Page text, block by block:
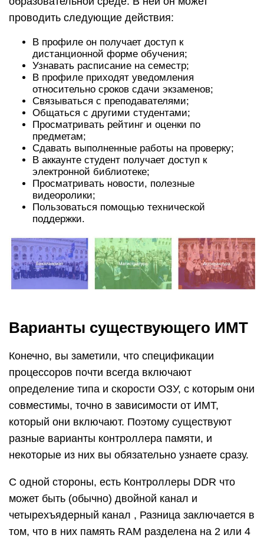
проводить следующие действия:
В профиле он получает доступ к
дистанционной форме обучения;
Узнавать расписание на семестр;
В профиле приходят уведомления
относительно сроков сдачи экзаменов;
Связываться с преподавателями;
Общаться с другими студентами;
Просматривать рейтинг и оценки по
предметам;
Сдавать выполненные работы на проверку;
В аккаунте студент получает доступ к
электронной библиотеке;
Просматривать новости, полезные
видеоролики;
Пользоваться помощью технической
поддержки.
Варианты существующего ИМТ
Конечно, вы заметили, что спецификации
процессоров почти всегда включают
определение типа и скорости ОЗУ, с которым они
совместимы, точно в зависимости от ИМТ,
который они включают. Поэтому существуют
разные варианты контроллера памяти, и
некоторые из них вы обязательно узнаете сразу.
С одной стороны, есть Контроллеры DDR что
может быть (обычно) двойной канал и
четырехъядерный канал , Разница заключается в
том, что в них память RAM разделена на 2 или 4